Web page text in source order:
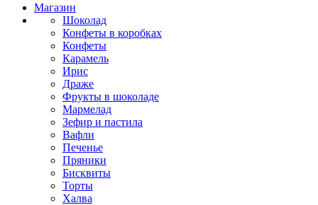
Магазин
Шоколад
Конфеты в коробках
Конфеты
Карамель
Ирис
Драже
Фрукты в шоколаде
Мармелад
Зефир и пастила
Вафли
Печенье
Пряники
Бисквиты
Торты
Халва